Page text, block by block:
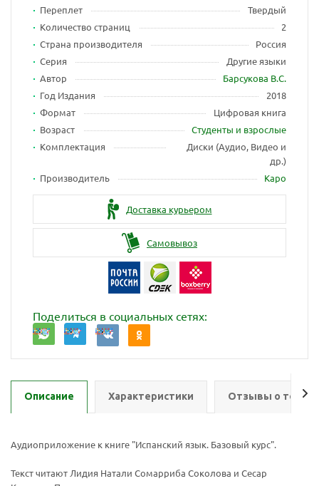
Переплет
Твердый
Количество страниц
2
Страна производителя
Россия
Серия
Другие языки
Автор
Барсукова В.С.
Год Издания
2018
Формат
Цифровая книга
Возраст
Студенты и взрослые
Комплектация
Диски (Аудио, Видео и
др.)
Производитель
Каро
Доставка курьером
Самовывоз
Поделиться в социальных сетях:
Описание Характеристики Отзывы о
Аудиоприложение к книге "Испанский язык. Базовый курс".
Текст читают Лидия Натали Сомарриба Соколова и Сесар
Ваш E-mail:
Ваш E-mail: